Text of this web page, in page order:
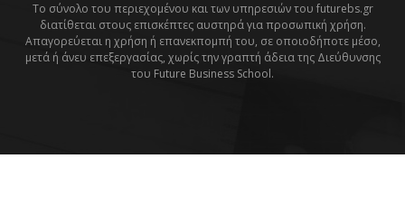
Το σύνολο του περιεχομένου και των υπηρεσιών του futurebs.gr
διατίθεται στους επισκέπτες αυστηρά για προσωπική χρήση.
Απαγορεύεται η χρήση ή επανεκπομπή του, σε οποιοδήποτε μέσο,
μετά ή άνευ επεξεργασίας, χωρίς την γραπτή άδεια της Διεύθυνσης
του Future Business School.